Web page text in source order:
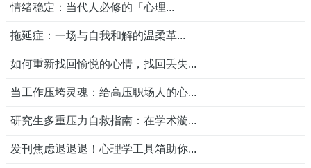
情绪稳定：当代人必修的「心理...
拖延症：一场与自我和解的温柔革...
如何重新找回愉悦的心情，找回丢失...
当工作压垮灵魂：给高压职场人的心...
研究生多重压力自救指南：在学术漩...
发刊焦虑退退退！心理学工具箱助你...